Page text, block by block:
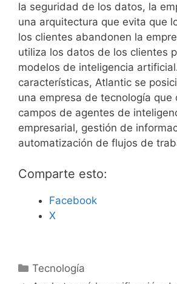
la seguridad de los datos, la
una arquitectura que evita que
los clientes abandonen la
utiliza los datos de los clientes
modelos de inteligencia
características, Atlantic se
una empresa de tecnología que
campos de agentes de
empresarial, gestión de
automatización de flujos de
Comparte esto:
Facebook
X
C
a
Tecnología